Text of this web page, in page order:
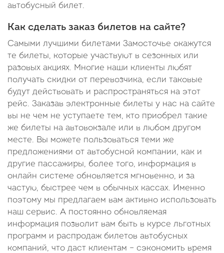
автобусный билет.
Как сделать заказ билетов на сайте?
Самыми лучшими билетами Замосточье окажутся
те билеты, которые участвуют в сезонных или
разовых акциях. Многие наши клиенты любят
получать скидки от перевозчика, если таковые
будут действовать и распространяться на этот
рейс. Заказав электронные билеты у нас на сайте
вы не чем не уступаете тем, кто приобрел такие
же билеты на автовокзале или в любом другом
месте. Вы можете пользоваться теми же
предложениями от автобусной компании, как и
другие пассажиры, более того, информация в
онлайн системе обновляется мгновенно, и за
частую, быстрее чем в обычных кассах. Именно
поэтому мы предлагаем вам активно использовать
наш сервис. А постоянно обновляемая
информация позволит вам быть в курсе льготных
программ и распродаж билетов автобусных
компаний, что даст клиентам – сэкономить время